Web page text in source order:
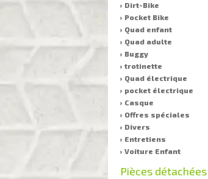
› Dirt-Bike
› Pocket Bike
› Quad enfant
› Quad adulte
› Buggy
› trotinette
› Quad électrique
› pocket électrique
› Casque
› Offres spéciales
› Divers
› Entretiens
› Voiture Enfant
Pièces détachées